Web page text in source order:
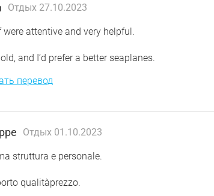
Отдых 27.10.2023
were attentive and very helpful.
and I’d prefer a better seaplanes.
перевод
Отдых 01.10.2023
struttura e personale.
qualitàprezzo.